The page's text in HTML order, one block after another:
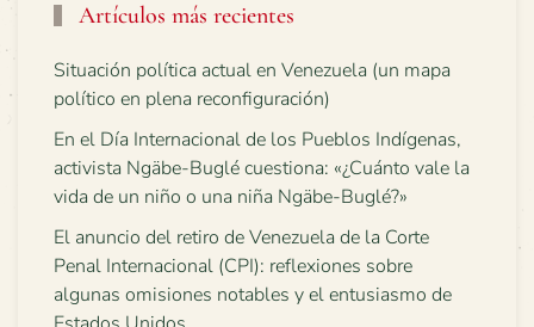
Artículos más recientes
Situación política actual en Venezuela (un mapa
político en plena reconfiguración)
En el Día Internacional de los Pueblos Indígenas,
activista Ngäbe-Buglé cuestiona: «¿Cuánto vale la
vida de un niño o una niña Ngäbe-Buglé?»
El anuncio del retiro de Venezuela de la Corte
Penal Internacional (CPI): reflexiones sobre
algunas omisiones notables y el entusiasmo de